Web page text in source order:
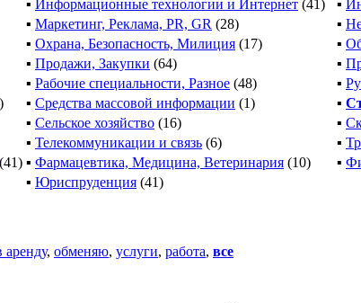
▪ Информационные технологии и Интернет (41) ▪
▪ Маркетинг, Реклама, PR, GR (28) ▪
▪ Охрана, Безопасность, Милиция (17) ▪
▪ Продажи, Закупки (64) ▪
▪ Рабочие специальности, Разное (48) ▪
▪ Средства массовой информации (1) ▪
▪ Сельское хозяйство (16) ▪
▪ Телекоммуникации и связь (6) ▪
(41) ▪ Фармацевтика, Медицина, Ветеринария (10) ▪
▪ Юриспруденция (41)
аренду, обменяю, услуги, работа, все